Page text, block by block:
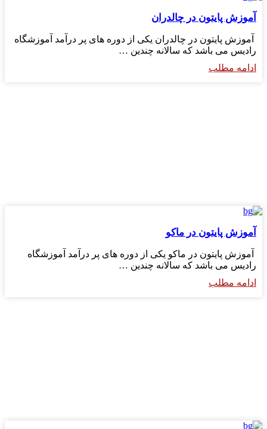
آموزش پایتون در چالدران
آموزش پایتون در چالدران یکی از دوره های پر درآمد آموزشگاه
رادیس می باشد که سالانه چندین …
ادامه مطلب
آموزش پایتون در ماکو
آموزش پایتون در ماکو یکی از دوره های پر درآمد آموزشگاه
رادیس می باشد که سالانه چندین …
ادامه مطلب